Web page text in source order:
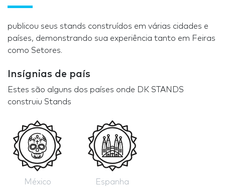
publicou seus stands construídos em várias cidades e
países, demonstrando sua experiência tanto em Feiras
como Setores.
Insígnias de país
Estes são alguns dos países onde DK STANDS
construiu Stands
México Espanha